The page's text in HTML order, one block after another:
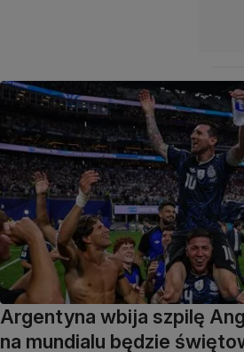
Argentyna wbija szpilę
na mundialu będzie